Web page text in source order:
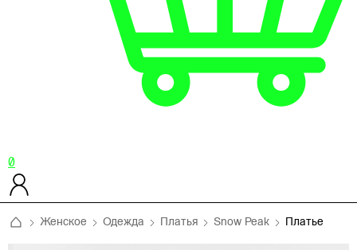
0
Женское Одежда Платья Snow Peak Платье